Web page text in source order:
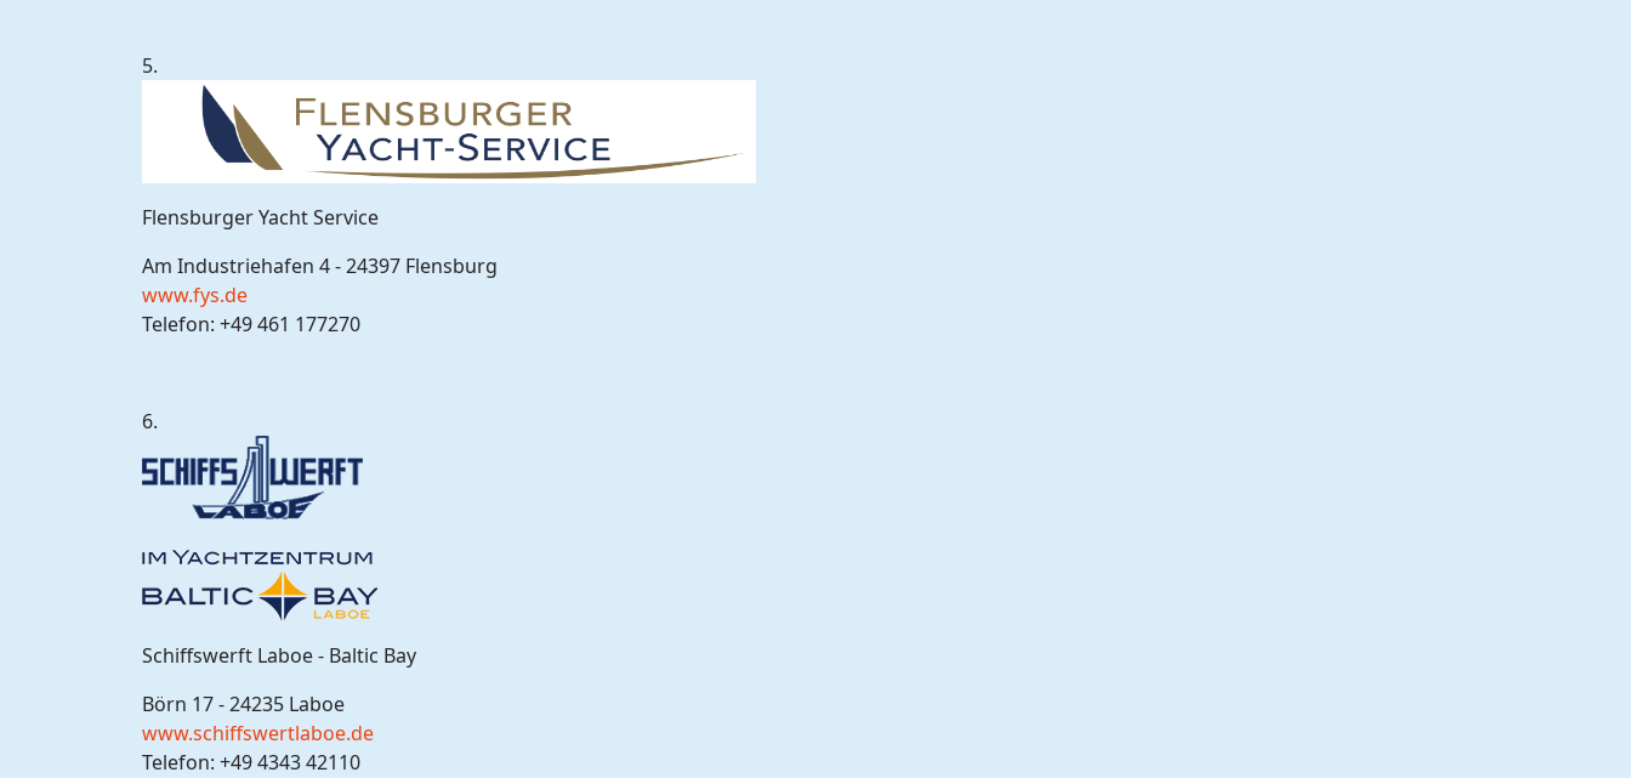
5.
Flensburger Yacht Service
Am Industriehafen 4 - 24397 Flensburg
www.fys.de
Telefon: +49 461 177270
6.
Schiffswerft Laboe - Baltic Bay
Börn 17 - 24235 Laboe
www.schiffswertlaboe.de
Telefon: +49 4343 42110